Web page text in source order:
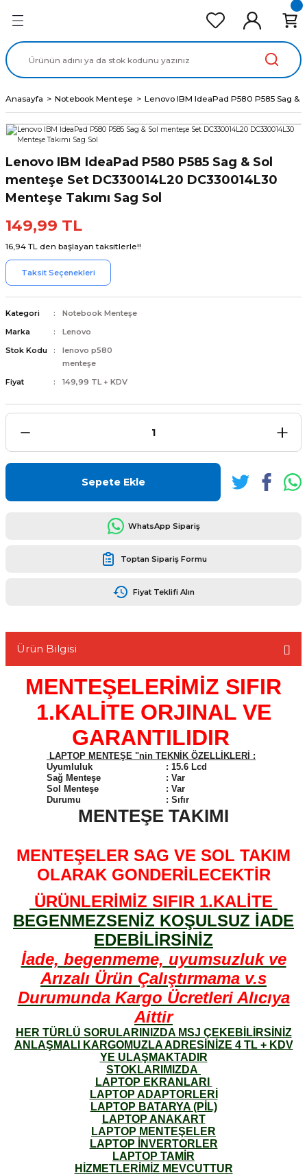
Ekran Panel
Data Kablo
Anasayfa Notebook Menteşe Lenovo IBM IdeaPad P580 P585 Sag &
Lenovo IBM IdeaPad P580 P585 Sag & Sol
menteşe Set DC330014L20 DC330014L30
Menteşe Takımı Sag Sol
149,99 TL
16,94 TL den başlayan taksitlerle!!
Taksit Seçenekleri
Kategori
Notebook Menteşe
Marka
Lenovo
Stok Kodu
lenovo p580
menteşe
Fiyat
149,99 TL + KDV
Sepete Ekle
WhatsApp Sipariş
Toptan Sipariş Formu
Fiyat Teklifi Alın
Ürün Bilgisi
MENTEŞELERİMİZ SIFIR
1.KALİTE ORJINAL VE
GARANTILIDIR
LAPTOP MENTEŞE "nin TEKNİK ÖZELLİKLERİ :
Uyumluluk
: 15.6 Lcd
Sağ Menteşe
: Var
Sol Menteşe
: Var
Durumu
: Sıfır
MENTEŞE TAKIMI
MENTEŞELER SAG VE SOL TAKIM
OLARAK GONDERİLECEKTİR
ÜRÜNLERİMİZ SIFIR 1.KALİTE
BEGENMEZSENİZ KOŞULSUZ İADE
EDEBİLİRSİNİZ
İade, begenmeme, uyumsuzluk ve
Arızalı Ürün Çalıştırmama v.s
Durumunda Kargo Ücretleri Alıcıya
Aittir
HER TÜRLÜ SORULARINIZDA MSJ ÇEKEBİLİRSİNİZ
ANLAŞMALI KARGOMUZLA ADRESİNİZE 4 TL + KDV
YE ULAŞMAKTADIR
STOKLARIMIZDA
LAPTOP EKRANLARI
LAPTOP ADAPTORLERİ
LAPTOP BATARYA (PİL)
LAPTOP ANAKART
LAPTOP MENTEŞELER
LAPTOP İNVERTORLER
LAPTOP TAMİR
HİZMETLERİMİZ MEVCUTTUR